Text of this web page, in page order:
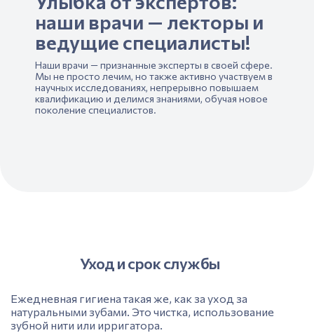
наши врачи — лекторы и
ведущие специалисты!
Наши врачи — признанные эксперты в своей сфере.
Мы не просто лечим, но также активно участвуем в
научных исследованиях, непрерывно повышаем
квалификацию и делимся знаниями, обучая новое
поколение специалистов.
Уход и срок службы
Ежедневная гигиена такая же, как за уход за
натуральными зубами. Это чистка, использование
зубной нити или ирригатора.